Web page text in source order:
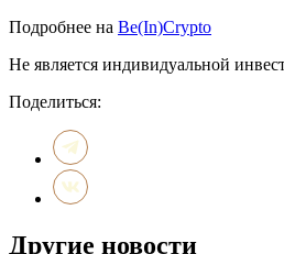
Подробнее на Be(In)Crypto
Не является индивидуальной
Поделиться:
Другие новости